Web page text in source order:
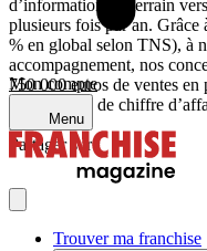
Mon compte
Menu
Trouver ma franchise
d’information du terrain
plusieurs fois par an. Grâce
% en global selon TNS), à
accompagnement, nos
750 000 euros de ventes en
puis 1,2 M€ de chiffre
immédiate.
Partager sur :